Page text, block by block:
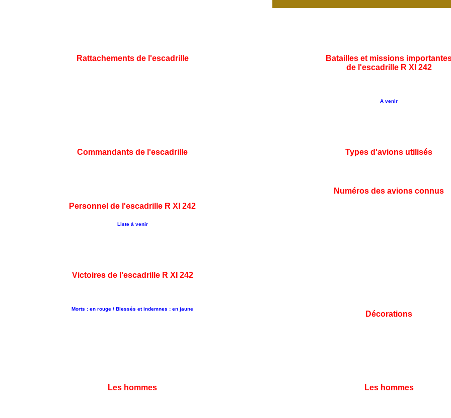
Rattachements de l'escadrille
Batailles et missions
de l'escadrille R XI 242
A venir
Commandants de l'escadrille
Personnel de l'escadrille R XI 242
Liste à venir
Types d'avions utilisés
Numéros des avions connus
Victoires de l'escadrille R XI 242
Morts : en rouge / Blessés et indemnes : en jaune
Décorations
Les hommes Les hommes